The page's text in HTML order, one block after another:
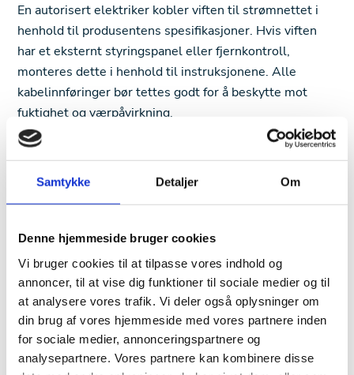
Samtykke Detaljer Om
Denne hjemmeside bruger cookies
Vi bruger cookies til at tilpasse vores indhold og
annoncer, til at vise dig funktioner til sociale medier og til
at analysere vores trafik. Vi deler også oplysninger om
din brug af vores hjemmeside med vores partnere inden
for sociale medier, annonceringspartnere og
analysepartnere. Vores partnere kan kombinere disse
En autorisert elektriker kobler viften til strømnettet i
henhold til produsentens spesifikasjoner. Hvis viften
har et eksternt styringspanel eller fjernkontroll,
monteres dette i henhold til instruksjonene. Alle
kabelinnføringer bør tettes godt for å beskytte mot
fuktighet og værpåvirkning.
Testing og justering
Når viften er på plass, slår du den på og kontrollerer at
den fungerer som den skal. Dersom viften har
justerbare hastigheter, bør du teste de ulike
din skorstein. Sjekk også at røyken ledes ut på riktig
måte, og at det ikke er tegn til tilbakeslag av røyk inn i
boligen.
Sikkerhetssjekk og vedlikeholdsrutiner
Etter installasjon er det viktig å forsikre seg om at
viften sitter godt fast og fungerer stabilt. Du bør også